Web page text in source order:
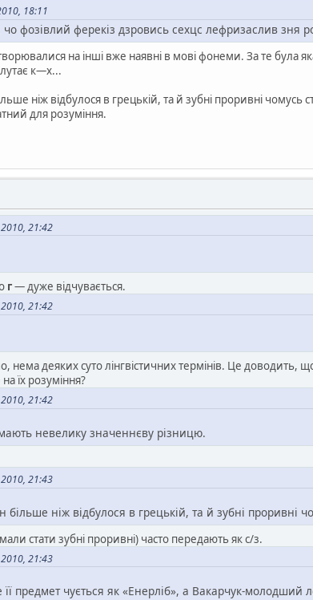
18:11
фозівлий ферекіз дзровись сехцс лефризаслив зня
на інші вже наявні в мові фонеми. За те була
к—х...
ніж відбулося в грецькій, та й зубні проривні чомусь
для розуміння.
21:42
г— дуже відчувається.
21:42
нема деяких суто лінгвістичних термінів. Це доводить,
їх розуміння?
21:42
невелику значеннєву різницю.
21:43
ніж відбулося в грецькій, та й зубні проривні
стати зубні проривні) часто передають як с/з.
21:43
предмет чується як «Енерліб», а Вакарчук-молодший